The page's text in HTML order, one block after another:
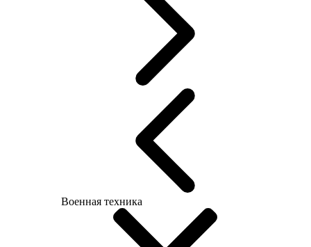
Военная техника